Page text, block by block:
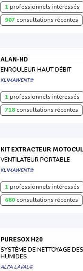
1professionnels intéressés
907consultations récentes
ALAN-HD
ENROULEUR HAUT DÉBIT
KLIMAWENT®
1professionnels intéressés
718consultations récentes
KIT EXTRACTEUR
VENTILATEUR PORTABLE
KLIMAWENT®
1professionnels intéressés
680consultations récentes
PURESOX H20
SYSTÈME DE NETTOYAGE
HUMIDES
ALFA LAVAL®